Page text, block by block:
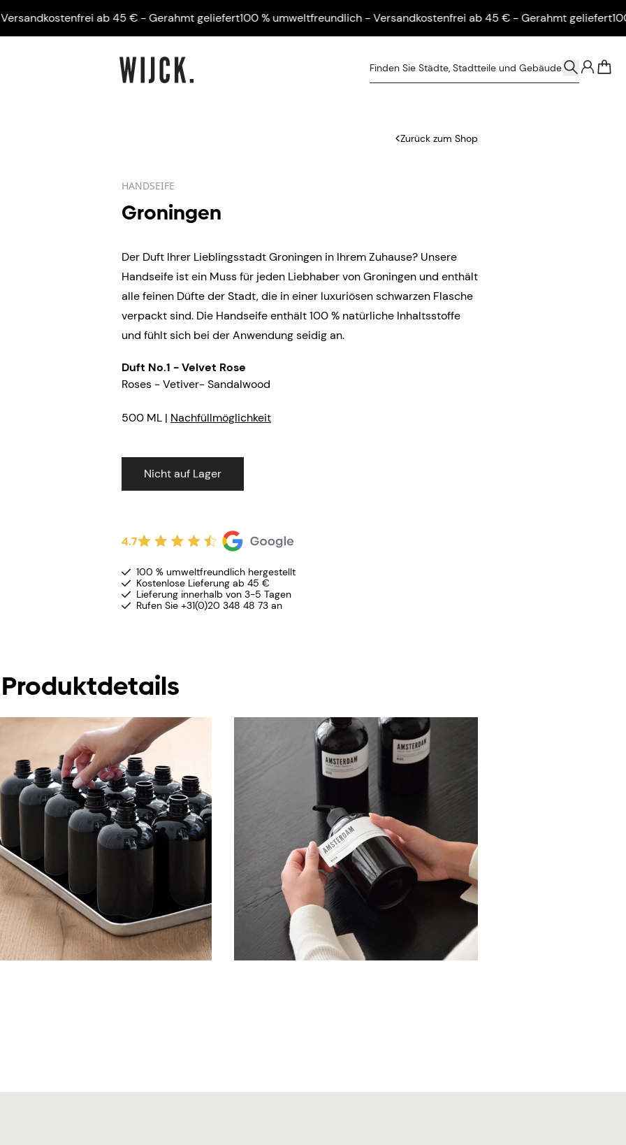
ab 45 € - Gerahmt geliefert100 % umweltfreundlich - Versandkostenfrei ab 45 € - Gerahmt geliefert100 %
Zurück zum Shop
HANDSEIFE
Groningen
Der Duft Ihrer Lieblingsstadt Groningen in Ihrem Zuhause? Unsere
Handseife ist ein Muss für jeden Liebhaber von Groningen und enthält
alle feinen Düfte der Stadt, die in einer luxuriösen schwarzen Flasche
verpackt sind. Die Handseife enthält 100 % natürliche Inhaltsstoffe
und fühlt sich bei der Anwendung seidig an.
Duft No.1 - Velvet Rose
Roses - Vetiver- Sandalwood
500 ML | Nachfüllmöglichkeit
Nicht auf Lager
4.7
100 % umweltfreundlich hergestellt
Kostenlose Lieferung ab 45 €
Lieferung innerhalb von 3-5 Tagen
Rufen Sie +31(0)20 348 48 73 an
Produktdetails